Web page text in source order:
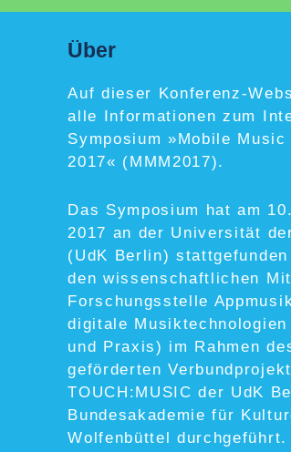
Über
Auf dieser Konferenz-
alle Informationen zum
Symposium »Mobile
2017« (MMM2017).
Das Symposium hat am
2017 an der Universität
(UdK Berlin)
den wissenschaftlichen
Forschungsstelle
digitale
und Praxis) im Rahmen
geförderten
TOUCH:MUSIC der UdK
Bundesakademie für
Wolfenbüttel durchgeführt.